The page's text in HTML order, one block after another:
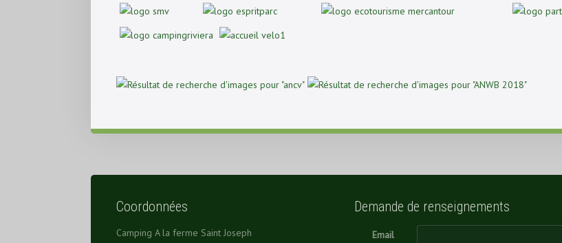
Coordonnées
Camping A la ferme Saint Joseph
Demande de renseignements
Email